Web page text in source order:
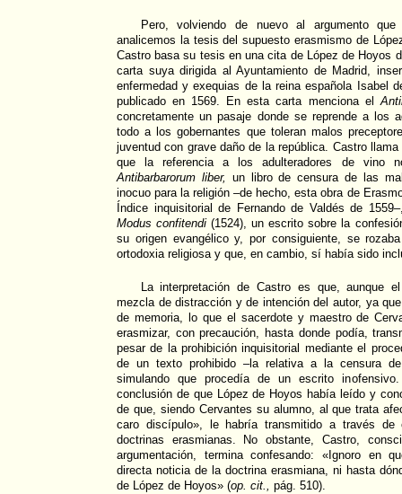
Pero, volviendo de nuevo al argumento
analicemos la tesis del supuesto erasmismo de
Castro basa su tesis en una cita de López de Hoyos
carta suya dirigida al Ayuntamiento de Madrid,
enfermedad y exequias de la reina española Isabel
publicado en 1569. En esta carta menciona el
concretamente un pasaje donde se reprende a los
todo a los gobernantes que toleran malos
juventud con grave daño de la república. Castro
que la referencia a los adulteradores de vino
Antibarbarorum liber, un libro de censura de las
inocuo para la religión –de hecho, esta obra de
Índice inquisitorial de Fernando de Valdés de
Modus confitendi (1524), un escrito sobre la
su origen evangélico y, por consiguiente, se
ortodoxia religiosa y que, en cambio, sí había sido
La interpretación de Castro es que, aunque
mezcla de distracción y de intención del autor, ya
de memoria, lo que el sacerdote y maestro de
erasmizar, con precaución, hasta donde podía,
pesar de la prohibición inquisitorial mediante el
de un texto prohibido –la relativa a la censura
simulando que procedía de un escrito
conclusión de que López de Hoyos había leído y
de que, siendo Cervantes su alumno, al que trata
caro discípulo», le habría transmitido a través de
doctrinas erasmianas. No obstante, Castro,
argumentación, termina confesando: «Ignoro en
directa noticia de la doctrina erasmiana, ni hasta
de López de Hoyos» (op. cit., pág. 510).